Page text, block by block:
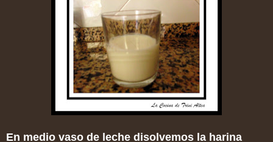
En medio vaso de leche disolvemos la harina